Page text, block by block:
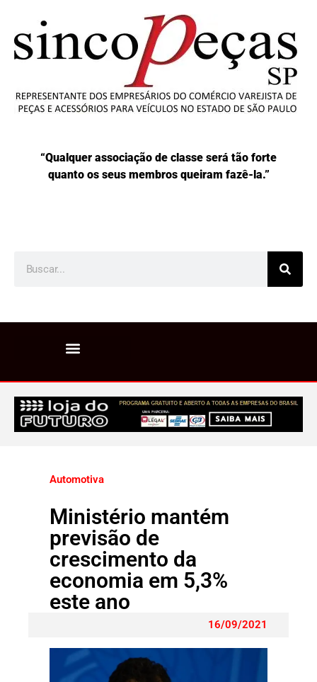
“Qualquer associação de classe será tão forte
quanto os seus membros queiram fazê-la.”
Automotiva
Ministério mantém
previsão de
crescimento da
economia em 5,3%
este ano
16/09/2021